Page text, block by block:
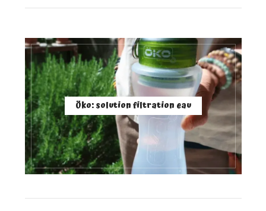
Öko: solution filtration eau